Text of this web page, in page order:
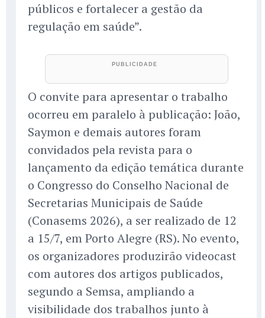
públicos e fortalecer a gestão da
regulação em saúde”.
O convite para apresentar o trabalho
ocorreu em paralelo à publicação: João,
Saymon e demais autores foram
convidados pela revista para o
lançamento da edição temática durante
o Congresso do Conselho Nacional de
Secretarias Municipais de Saúde
(Conasems 2026), a ser realizado de 12
a 15/7, em Porto Alegre (RS). No evento,
os organizadores produzirão videocast
com autores dos artigos publicados,
segundo a Semsa, ampliando a
visibilidade dos trabalhos junto à